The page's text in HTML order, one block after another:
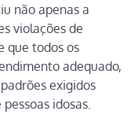
não apenas a
violações de
que todos os
adequado,
exigidos
idosas.